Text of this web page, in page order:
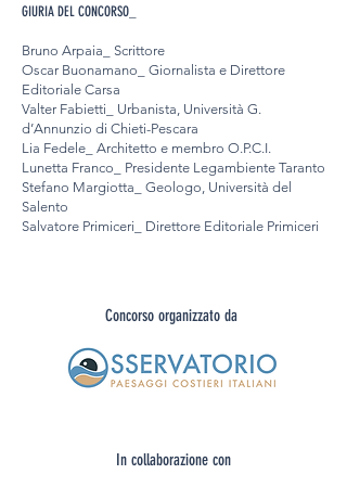
GIURIA DEL CONCORSO_
Bruno Arpaia_ Scrittore​
Oscar Buonamano_ Giornalista e Direttore
Editoriale Carsa
Valter Fabietti_ Urbanista, Università G.
d’Annunzio di Chieti-Pescara
Lia Fedele_ Architetto e membro O.P.C.I.
Lunetta Franco_ Presidente Legambiente Taranto
Stefano Margiotta_ Geologo, Università del
Salento
Salvatore Primiceri_ Direttore Editoriale Primiceri
Concorso organizzato da
In collaborazione con